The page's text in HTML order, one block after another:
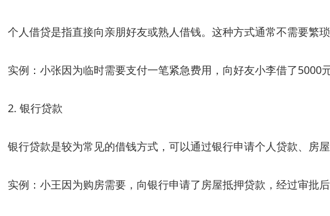
个人借贷是指直接向亲朋好友或熟人借钱。这种方式通常不需要繁
实例：小张因为临时需要支付一笔紧急费用，向好友小李借了5000
2. 银行贷款
银行贷款是较为常见的借钱方式，可以通过银行申请个人贷款、房
实例：小王因为购房需要，向银行申请了房屋抵押贷款，经过审批后